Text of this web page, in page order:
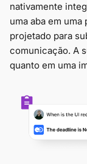
nativamente
uma aba em
projetado para
comunicação. A
quanto em uma